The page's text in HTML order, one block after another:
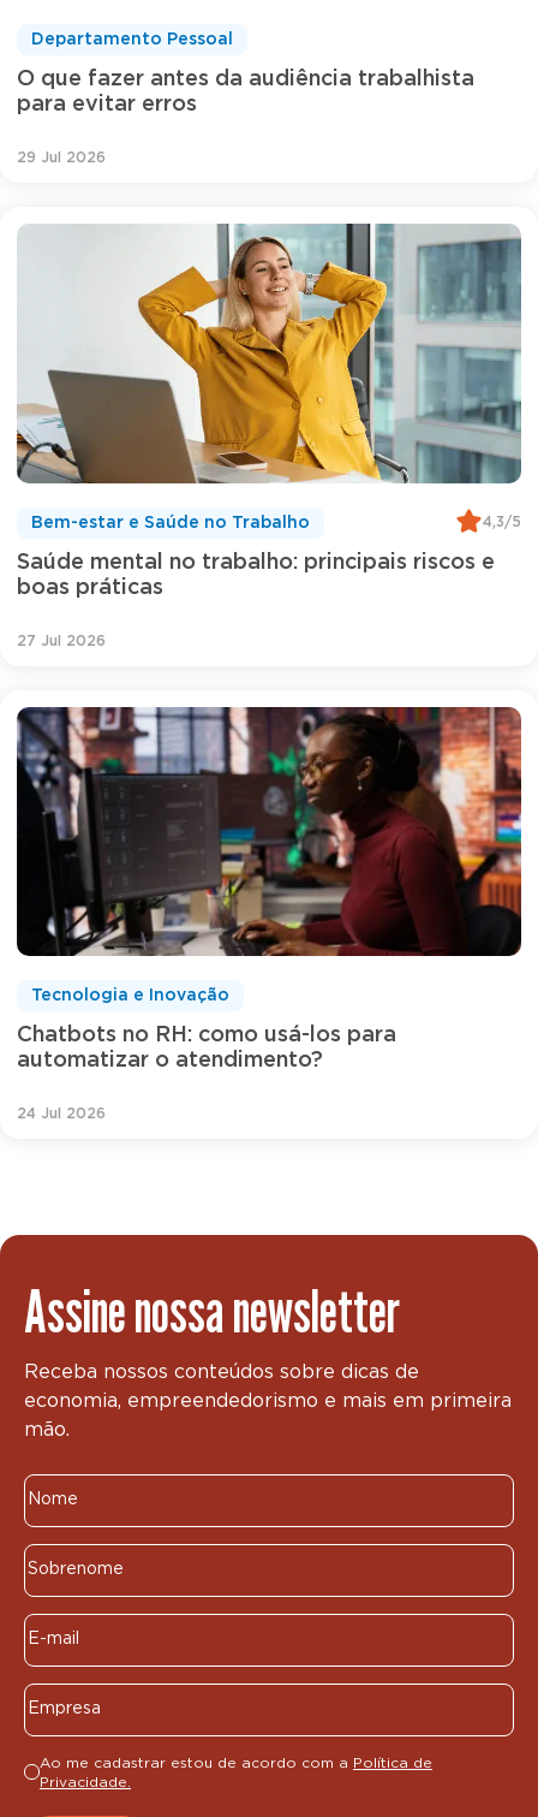
O que fazer antes da audiência trabalhista
para evitar erros
Departamento Pessoal
29 Jul 2026
Saúde mental no trabalho: principais riscos e
boas práticas
Bem-estar e Saúde no Trabalho 4,3/5
27 Jul 2026
Chatbots no RH: como usá-los para
automatizar o atendimento?
Tecnologia e Inovação
24 Jul 2026
Assine nossa newsletter
Receba nossos conteúdos sobre dicas de
economia, empreendedorismo e mais em primeira
mão.
Ao me cadastrar estou de acordo com a Política de
Privacidade.